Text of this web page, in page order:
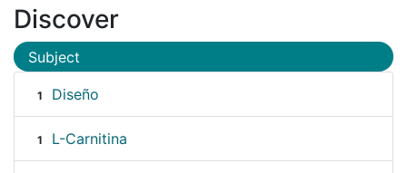
Discover
Subject
1 Diseño
1 L-Carnitina